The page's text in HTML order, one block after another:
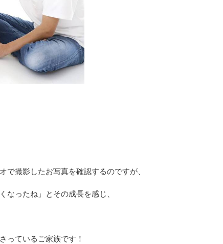
撮影したお写真を確認するのですが、
ったね」とその成長を感じ、
っているご家族です！